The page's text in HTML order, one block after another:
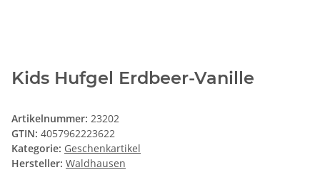
Kids Hufgel Erdbeer-Vanille
Artikelnummer: 23202
GTIN: 4057962223622
Kategorie: Geschenkartikel
Hersteller: Waldhausen